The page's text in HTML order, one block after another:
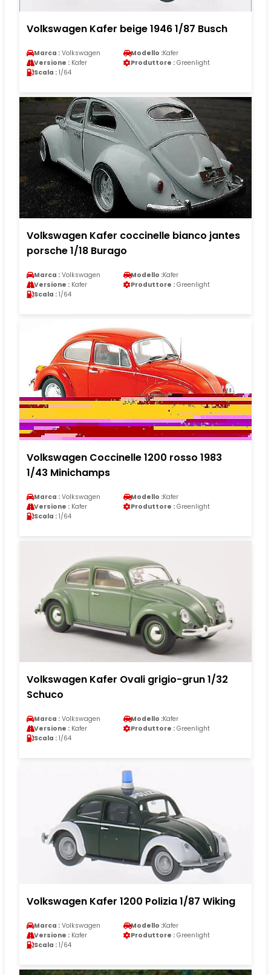
Volkswagen Kafer beige 1946 1/87 Busch
Marca : Volkswagen Modello :Kafer
Versione : Kafer Produttore : Greenlight
Scala : 1/64
Volkswagen Kafer coccinelle bianco jantes
porsche 1/18 Burago
Marca : Volkswagen Modello :Kafer
Versione : Kafer Produttore : Greenlight
Scala : 1/64
Volkswagen Coccinelle 1200 rosso 1983
1/43 Minichamps
Marca : Volkswagen Modello :Kafer
Versione : Kafer Produttore : Greenlight
Scala : 1/64
Volkswagen Kafer Ovali grigio-grun 1/32
Schuco
Marca : Volkswagen Modello :Kafer
Versione : Kafer Produttore : Greenlight
Scala : 1/64
Volkswagen Kafer 1200 Polizia 1/87 Wiking
Marca : Volkswagen Modello :Kafer
Versione : Kafer Produttore : Greenlight
Scala : 1/64